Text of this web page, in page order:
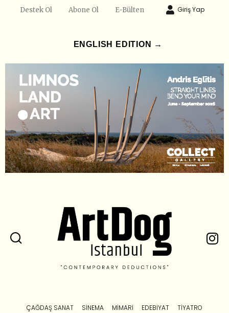
Destek Ol Abone Ol E-Bülten Giriş Yap
ENGLISH EDITION →
ÇAĞDAŞ SANAT SINEMA MIMARI EDEBIYAT
TIYATRO